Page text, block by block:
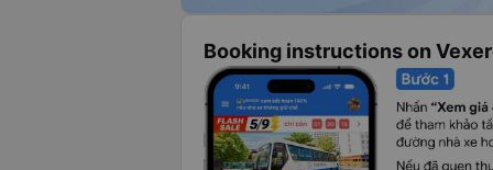
Booking instructions on